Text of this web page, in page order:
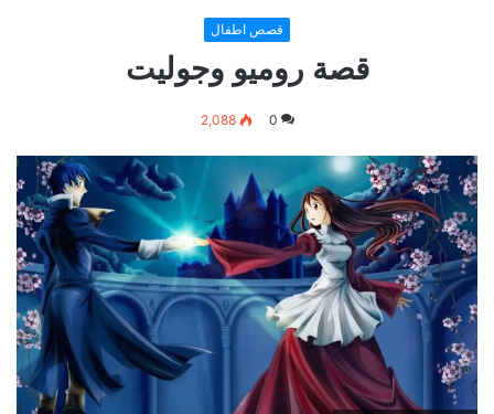
قصص اطفال
قصة روميو وجوليت
0
2,088